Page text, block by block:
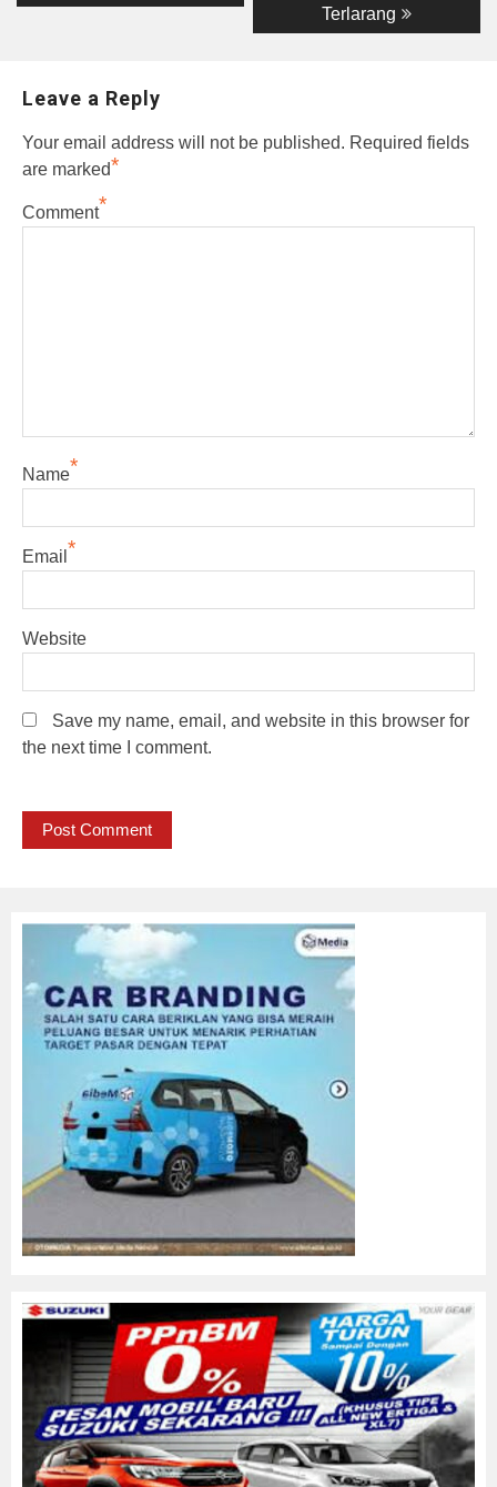
Terlarang
Leave a Reply
Your email address will not be published. Required fields
are marked*
Comment*
Name*
Email *
Website
Save my name, email, and website in this browser for
the next time I comment.